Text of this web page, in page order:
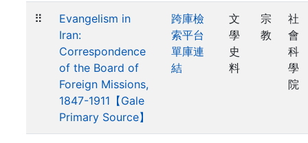
⠿
Evangelism in
Iran:
Correspondence
of the Board of
Foreign Missions,
1847-1911【Gale
Primary Source】
跨庫檢
索平台
單庫連
結
文
學
史
料
宗
教
社
會
科
學
院